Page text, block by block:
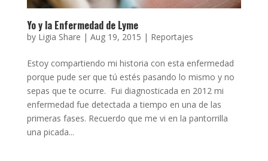
Yo y la Enfermedad de Lyme
by Ligia Share | Aug 19, 2015 | Reportajes
Estoy compartiendo mi historia con esta enfermedad
porque pude ser que tú estés pasando lo mismo y no
sepas que te ocurre. Fui diagnosticada en 2012 mi
enfermedad fue detectada a tiempo en una de las
primeras fases. Recuerdo que me vi en la pantorrilla
una picada...